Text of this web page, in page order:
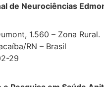
de Neurociências
1.560 – Zona Rural.
RN – Brasil
29